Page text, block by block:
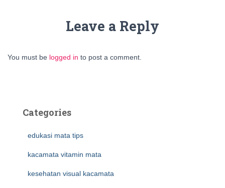
Leave a Reply
You must be logged in to post a comment.
Categories
edukasi mata tips
kacamata vitamin mata
kesehatan visual kacamata